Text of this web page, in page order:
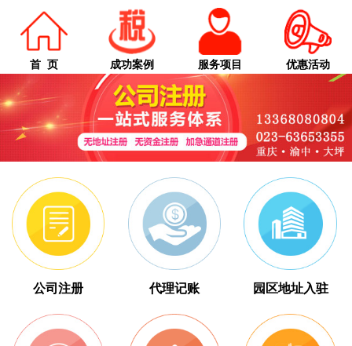
首 页 成功案例 服务项目 优惠活动
公司注册 代理记账 园区地址入驻